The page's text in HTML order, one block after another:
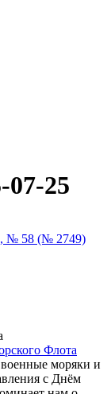
07-25
№ 58 (№ 2749)
Флота
моряки и
с Днём